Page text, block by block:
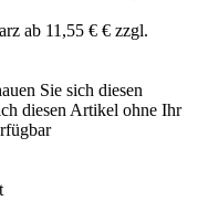
Sie sich diesen
diesen Artikel ohne Ihr